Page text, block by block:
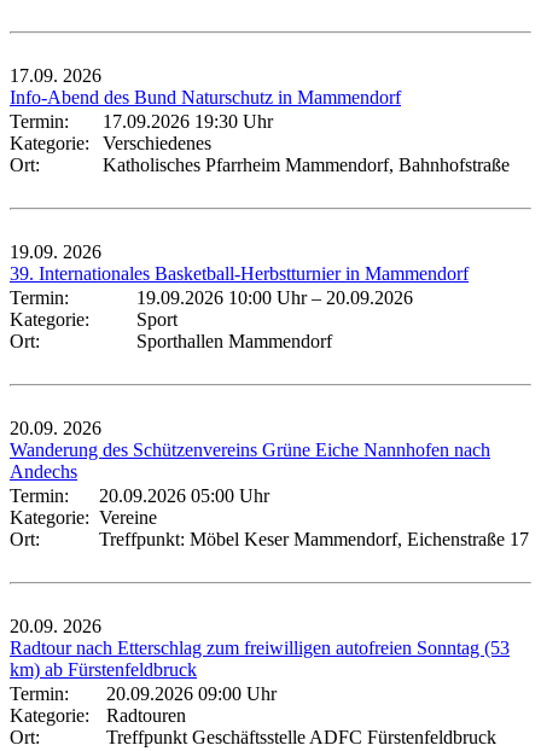
17.09. 2026
Info-Abend des Bund Naturschutz in Mammendorf
Termin:
17.09.2026 19:30 Uhr
Kategorie:
Verschiedenes
Ort:
Katholisches Pfarrheim Mammendorf, Bahnhofstraße
19.09. 2026
39. Internationales Basketball-Herbstturnier in Mammendorf
Termin:
19.09.2026 10:00 Uhr– 20.09.2026
Kategorie:
Sport
Ort:
Sporthallen Mammendorf
20.09. 2026
Wanderung des Schützenvereins Grüne Eiche Nannhofen nach
Andechs
Termin:
20.09.2026 05:00 Uhr
Kategorie: Vereine
Ort:
Treffpunkt: Möbel Keser Mammendorf, Eichenstraße 17
20.09. 2026
Radtour nach Etterschlag zum freiwilligen autofreien Sonntag (53
km) ab Fürstenfeldbruck
Termin:
20.09.2026 09:00 Uhr
Kategorie:
Radtouren
Ort:
Treffpunkt Geschäftsstelle ADFC Fürstenfeldbruck